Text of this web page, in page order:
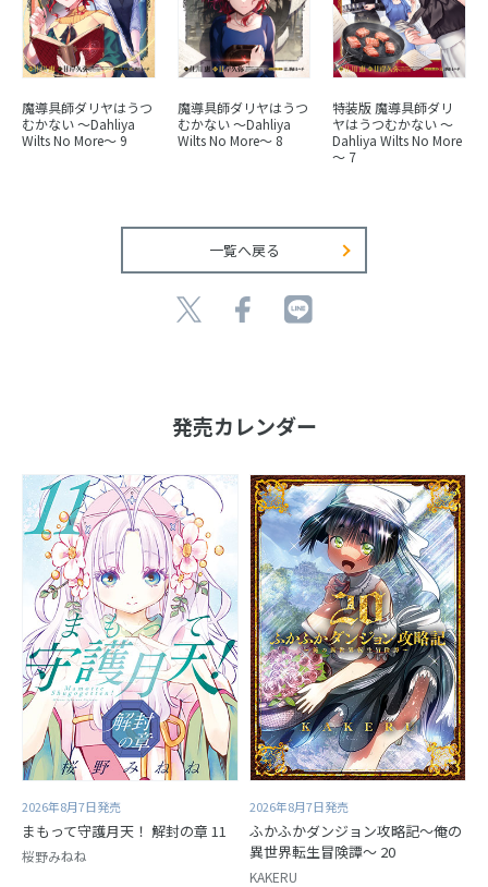
魔導具師ダリヤはうつ
むかない ～Dahliya
Wilts No More～ 9
魔導具師ダリヤはうつ
むかない ～Dahliya
Wilts No More～ 8
特装版 魔導具師ダリ
ヤはうつむかない ～
Dahliya Wilts No More
～ 7
一覧へ戻る
発売カレンダー
2026年8月7日発売
まもって守護月天！ 解封の章 11
桜野みねね
2026年8月7日発売
ふかふかダンジョン攻略記～俺の
異世界転生冒険譚～ 20
KAKERU